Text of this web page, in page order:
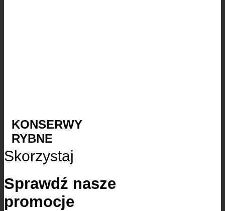
Skorzystaj
Sprawdź nasze
promocje
KONSERWY
RYBNE